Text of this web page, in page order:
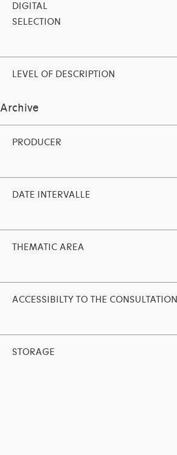
DIGITAL
SELECTION
LEVEL OF DESCRIPTION
Archive
PRODUCER
DATE INTERVALLE
THEMATIC AREA
ACCESSIBILTY TO THE CONSULTATION
STORAGE